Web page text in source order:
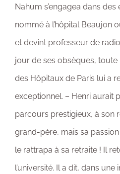
Nahum s’engagea dans
nommé à l’hôpital Beaujon
et devint professeur de
jour de ses obsèques, toute
des Hôpitaux de Paris lui a
exceptionnel. – Henri aurait
parcours prestigieux, à son
grand-père, mais sa
le rattrapa à sa retraite ! Il
l’université. Il a dit, dans